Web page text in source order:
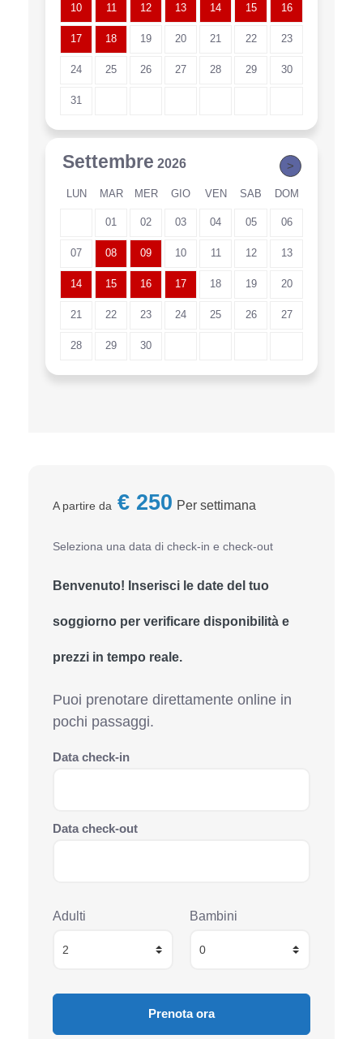
10 11 12 13 14 15 16
17 18 19 20 21 22 23
24 25 26 27 28 29 30
31
Settembre 2026 >
LUN MAR MER GIO VEN SAB DOM
01 02 03 04 05 06
07 08 09 10 11 12 13
14 15 16 17 18 19 20
21 22 23 24 25 26 27
28 29 30
A partire da € 250 Per settimana
Seleziona una data di check-in e check-out
Benvenuto! Inserisci le date del tuo
soggiorno per verificare disponibilità e
prezzi in tempo reale.
Puoi prenotare direttamente online in
pochi passaggi.
Data check-in
Data check-out
Adulti Bambini